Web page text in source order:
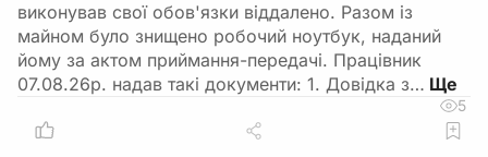
виконував свої обов'язки віддалено. Разом із
майном було знищено робочий ноутбук, наданий
йому за актом приймання-передачі. Працівник
07.08.26р. надав такі документи: 1. Довідка з…
5